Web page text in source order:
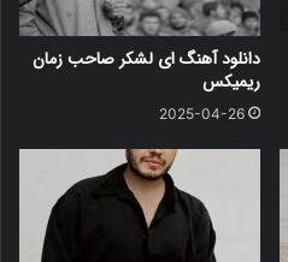
دانلود آهنگ ای لشکر صاحب زمان
ریمیکس
2025-04-26